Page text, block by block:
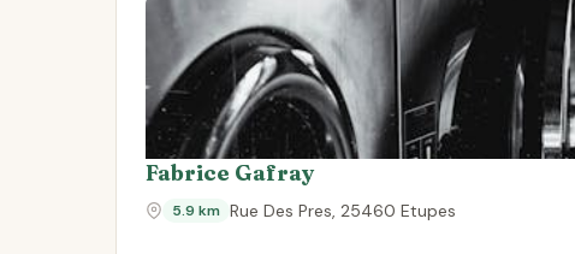
Fabrice Gafray
5.9 km Rue Des Pres, 25460 Etupes